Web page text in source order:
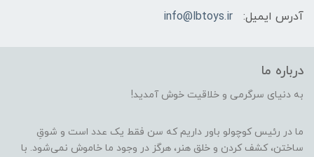
آدرس ایمیل:
info@lbtoys.ir
درباره ما
به دنیای سرگرمی و خلاقیت خوش آمدید!
ما در رئیس کوچولو باور داریم که سن فقط یک عدد است و شوقِ
ساختن، کشف کردن و خلق هنر، هرگز در وجود ما خاموش نمی‌شود. با